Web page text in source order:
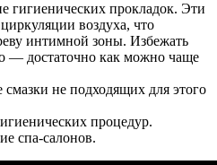
гигиенических прокладок. Эти
воздуха, что
интимной зоны. Избежать
— достаточно как можно чаще
смазки не подходящих для этого
процедур.
спа-салонов.